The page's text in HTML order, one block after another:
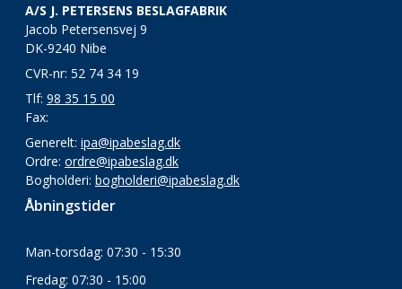
A/S J. PETERSENS BESLAGFABRIK
Jacob Petersensvej 9
DK-9240 Nibe
CVR-nr: 52 74 34 19
Tlf: 98 35 15 00
Fax:
Generelt: ipa@ipabeslag.dk
Ordre: ordre@ipabeslag.dk
Bogholderi: bogholderi@ipabeslag.dk
Åbningstider
Man-torsdag: 07:30 - 15:30
Fredag: 07:30 - 15:00